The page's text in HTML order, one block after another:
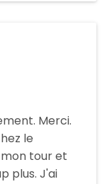
Merci.
le
tour et
plus. J'ai